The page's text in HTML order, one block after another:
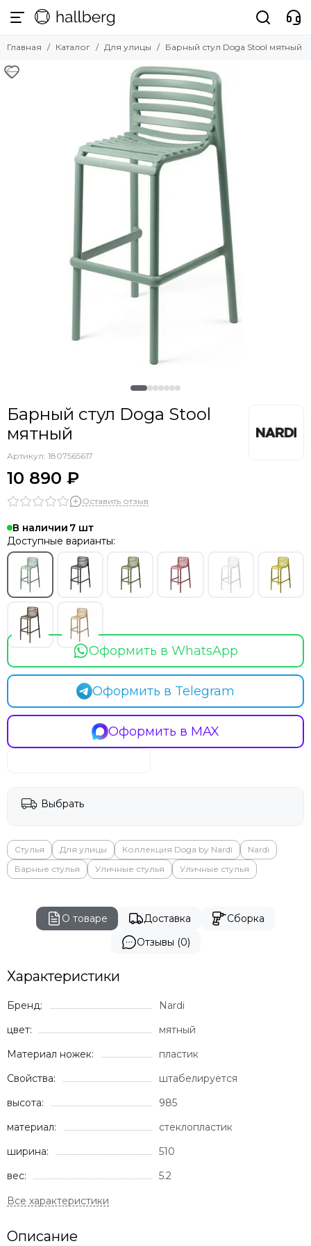
Для улицы
Комплекты уличной мебели
Зонты профессиональные
Уличные столы
Уличные кресла
Уличные диваны
Уличный декор
Главная Каталог Для улицы Барный стул Doga Stool мятный
Барный стул Doga Stool
мятный
Артикул: 1807565617
10 890 ₽
Оставить отзыв
В наличии 7
Доступные варианты:
Оформить в WhatsApp
Оформить в Telegram
Оформить в MAX
Выбрать
Стулья Для улицы Коллекция Doga by Nardi
Nardi
Барные стулья
Уличные стулья Уличные стулья
О товаре Доставка
Сборка
Отзывы (0)
Характеристики
Бренд:
Nardi
цвет:
мятный
Материал ножек:
пластик
Свойства:
штабелируется
высота:
985
материал:
стеклопластик
ширина:
510
вес:
5.2
Описание